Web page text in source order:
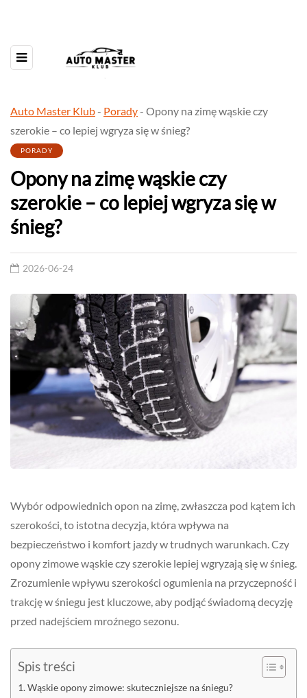
Auto Master Klub- Porady- Opony na zimę wąskie czy
szerokie – co lepiej wgryza się w śnieg?
PORADY
Opony na zimę wąskie czy
szerokie – co lepiej wgryza się w
śnieg?
2026-06-24
Wybór odpowiednich opon na zimę, zwłaszcza pod kątem ich
szerokości, to istotna decyzja, która wpływa na
bezpieczeństwo i komfort jazdy w trudnych warunkach. Czy
opony zimowe wąskie czy szerokie lepiej wgryzają się w śnieg.
Zrozumienie wpływu szerokości ogumienia na przyczepność i
trakcję w śniegu jest kluczowe, aby podjąć świadomą decyzję
przed nadejściem mroźnego sezonu.
Spis treści
Wąskie opony zimowe: skuteczniejsze na śniegu?